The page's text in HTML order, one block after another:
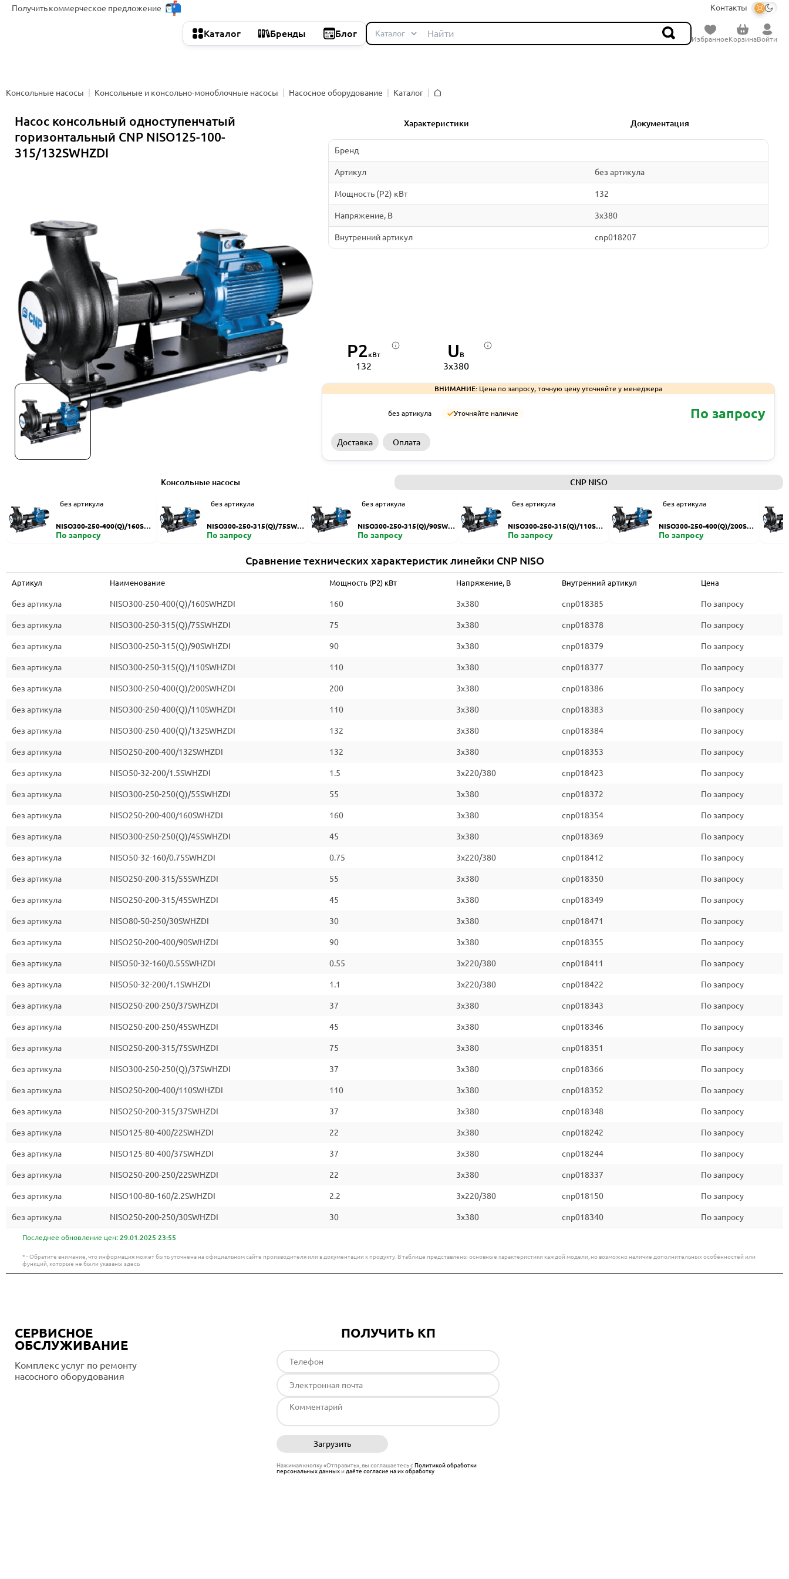
Получитькоммерческое предложение Контакты
Каталог Бренды Блог
ИзбранноеКорзинаВойти
Консольные насосы Консольные и консольно-моноблочные насосы Насосное оборудование
Каталог
Насос консольный одноступенчатый
горизонтальный CNP NISO125-100-
315/132SWHZDI
Характеристики Документация
Бренд
Артикул без артикула
Мощность (P2) кВт 132
Напряжение, В 3x380
Внутренний артикул cnp018207
P2кВт
132
U В
3x380
ВНИМАНИЕ:Цена по запросу, точную цену уточняйте у менеджера
без артикула Уточняйте наличие По запросу
Доставка Оплата
Консольные насосы CNP NISO
без артикула
NISO300-250-400(Q)/160SW
HZDI
По запросу
без артикула
NISO300-250-315(Q)/75SWH
ZDI
По запросу
без артикула
NISO300-250-315(Q)/90SWH
ZDI
По запросу
без артикула
NISO300-250-315(Q)/110SW
HZDI
По запросу
без артикула
NISO300-250-400(Q)/200SW
HZDI
По запросу
Сравнение технических характеристик линейки CNP NISO
Артикул Наименование Мощность (P2) кВт Напряжение, В Внутренний артикул Цена
без артикула NISO300-250-400(Q)/160SWHZDI 160 3x380 cnp018385 По запросу
без артикула NISO300-250-315(Q)/75SWHZDI 75 3x380 cnp018378 По запросу
без артикула NISO300-250-315(Q)/90SWHZDI 90 3x380 cnp018379 По запросу
без артикула NISO300-250-315(Q)/110SWHZDI 110 3x380 cnp018377 По запросу
без артикула NISO300-250-400(Q)/200SWHZDI 200 3x380 cnp018386 По запросу
без артикула NISO300-250-400(Q)/110SWHZDI 110 3x380 cnp018383 По запросу
без артикула NISO300-250-400(Q)/132SWHZDI 132 3x380 cnp018384 По запросу
без артикула NISO250-200-400/132SWHZDI 132 3x380 cnp018353 По запросу
без артикула NISO50-32-200/1.5SWHZDI 1.5 3x220/380 cnp018423 По запросу
без артикула NISO300-250-250(Q)/55SWHZDI 55 3x380 cnp018372 По запросу
без артикула NISO250-200-400/160SWHZDI 160 3x380 cnp018354 По запросу
без артикула NISO300-250-250(Q)/45SWHZDI 45 3x380 cnp018369 По запросу
без артикула NISO50-32-160/0.75SWHZDI 0.75 3x220/380 cnp018412 По запросу
без артикула NISO250-200-315/55SWHZDI 55 3x380 cnp018350 По запросу
без артикула NISO250-200-315/45SWHZDI 45 3x380 cnp018349 По запросу
без артикула NISO80-50-250/30SWHZDI 30 3x380 cnp018471 По запросу
без артикула NISO250-200-400/90SWHZDI 90 3x380 cnp018355 По запросу
без артикула NISO50-32-160/0.55SWHZDI 0.55 3x220/380 cnp018411 По запросу
без артикула NISO50-32-200/1.1SWHZDI 1.1 3x220/380 cnp018422 По запросу
без артикула NISO250-200-250/37SWHZDI 37 3x380 cnp018343 По запросу
без артикула NISO250-200-250/45SWHZDI 45 3x380 cnp018346 По запросу
без артикула NISO250-200-315/75SWHZDI 75 3x380 cnp018351 По запросу
без артикула NISO300-250-250(Q)/37SWHZDI 37 3x380 cnp018366 По запросу
без артикула NISO250-200-400/110SWHZDI 110 3x380 cnp018352 По запросу
без артикула NISO250-200-315/37SWHZDI 37 3x380 cnp018348 По запросу
без артикула NISO125-80-400/22SWHZDI 22 3x380 cnp018242 По запросу
без артикула NISO125-80-400/37SWHZDI 37 3x380 cnp018244 По запросу
без артикула NISO250-200-250/22SWHZDI 22 3x380 cnp018337 По запросу
без артикула NISO100-80-160/2.2SWHZDI 2.2 3x220/380 cnp018150 По запросу
без артикула NISO250-200-250/30SWHZDI 30 3x380 cnp018340 По запросу
Последнее обновление цен: 29.01.2025 23:55
* - Обратите внимание, что информация может быть уточнена на официальном сайте производителя или в документации к продукту. В таблице представлены основные характеристики каждой модели, но возможно наличие дополнительных особенностей или
функций, которые не были указаны здесь
СЕРВИСНОЕ
ОБСЛУЖИВАНИЕ
Комплекс услуг по ремонту
насосного оборудования
ПОЛУЧИТЬ КП
Загрузить
Нажимая кнопку «Отправить», вы соглашаетесь сПолитикой обработки
персональных данныхи даёте согласие на их обработку